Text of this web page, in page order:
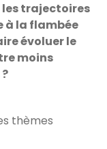
les trajectoires
à la flambée
évoluer le
moins
thèmes